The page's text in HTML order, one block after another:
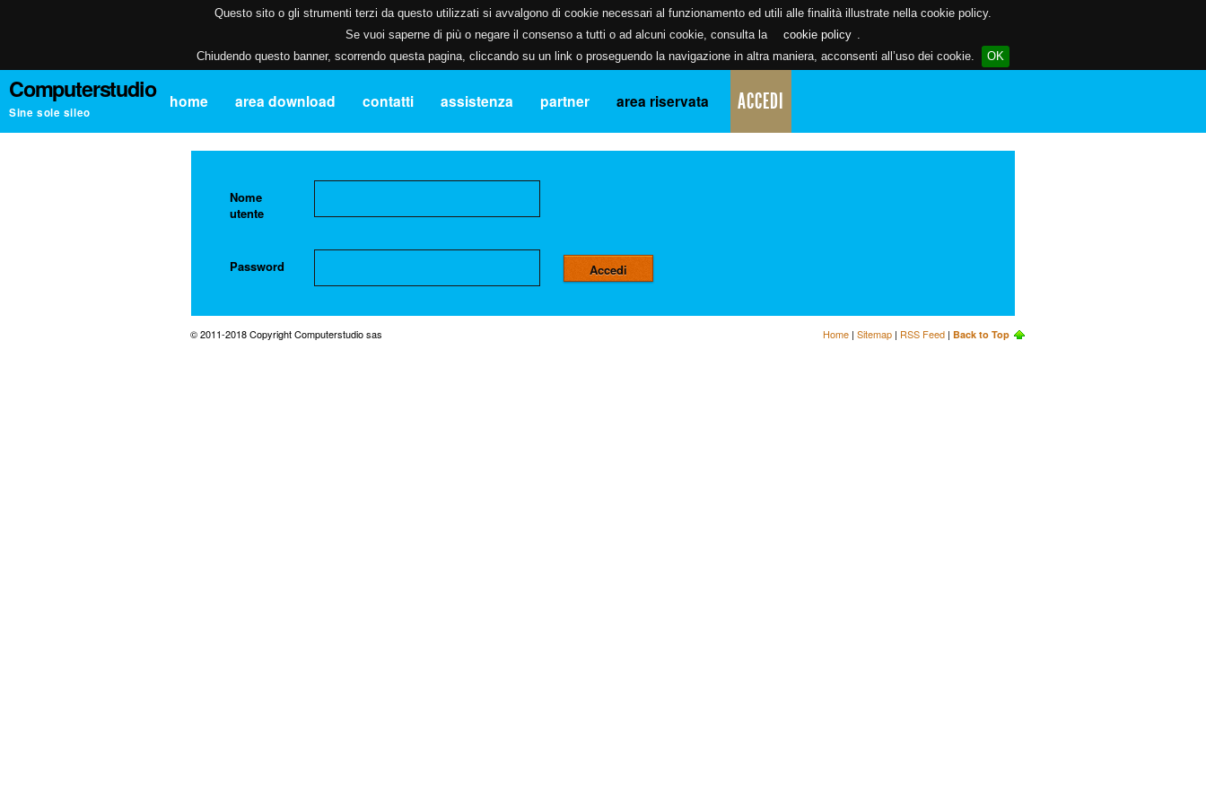
Questo sito o gli strumenti terzi da questo utilizzati si avvalgono di cookie necessari al funzionamento ed utili alle finalità illustrate nella cookie policy.
Se vuoi saperne di più o negare il consenso a tutti o ad alcuni cookie, consulta la
cookie policy .
Chiudendo questo banner, scorrendo questa pagina, cliccando su un link o proseguendo la navigazione in altra maniera, acconsenti all’uso dei cookie.
OK
Computerstudio
Sine sole sileo
home area download contatti assistenza partner area riservata ACCEDI
Nome
utente
Password
© 2011-2018 Copyright Computerstudio sas Home | Sitemap | RSS Feed | Back to Top